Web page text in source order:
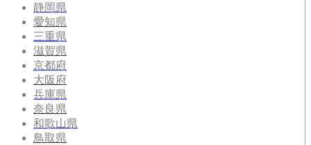
静岡県
愛知県
三重県
滋賀県
京都府
大阪府
兵庫県
奈良県
和歌山県
鳥取県